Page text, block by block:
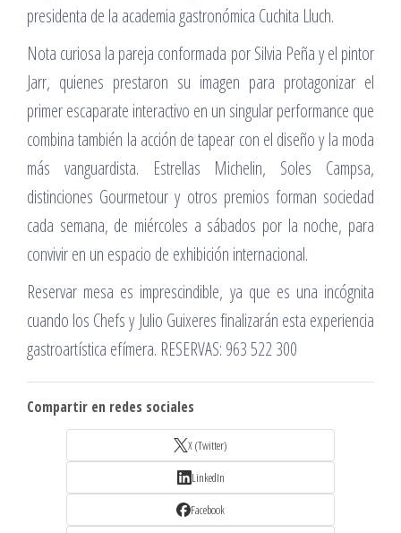
presidenta de la academia gastronómica Cuchita Lluch.
Nota curiosa la pareja conformada por Silvia Peña y el pintor
Jarr, quienes prestaron su imagen para protagonizar el
primer escaparate interactivo en un singular performance que
combina también la acción de tapear con el diseño y la moda
más vanguardista. Estrellas Michelin, Soles Campsa,
distinciones Gourmetour y otros premios forman sociedad
cada semana, de miércoles a sábados por la noche, para
convivir en un espacio de exhibición internacional.
Reservar mesa es imprescindible, ya que es una incógnita
cuando los Chefs y Julio Guixeres finalizarán esta experiencia
gastroartística efímera. RESERVAS: 963 522 300
Compartir en redes sociales
X (Twitter)
LinkedIn
Facebook